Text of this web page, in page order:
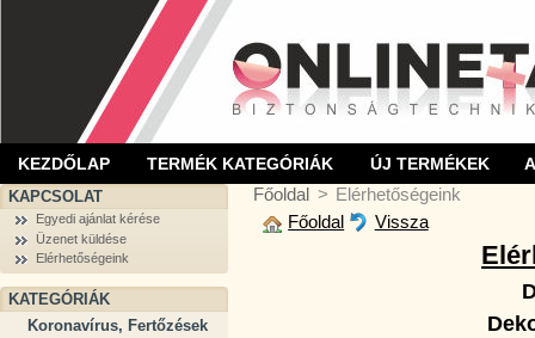
KEZDŐLAP TERMÉK KATEGÓRIÁK ÚJ TERMÉKEK
KAPCSOLAT
Egyedi ajánlat kérése
Üzenet küldése
Elérhetőségeink
KATEGÓRIÁK
Koronavírus, Fertőzések
Főoldal > Elérhetőségeink
Főoldal
Vissza